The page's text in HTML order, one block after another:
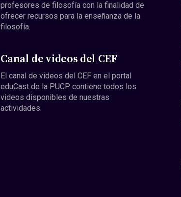
profesores de filosofía con la finalidad de
ofrecer recursos para la enseñanza de la
filosofía.
Canal de videos del CEF
El canal de videos del CEF en el portal
eduCast de la PUCP contiene todos los
videos disponibles de nuestras
actividades.